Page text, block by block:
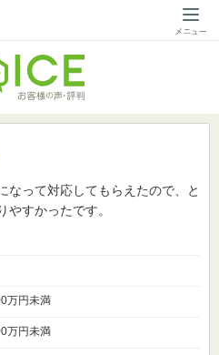
なって対応してもらえたので、と
やすかったです。
万円未満
万円未満